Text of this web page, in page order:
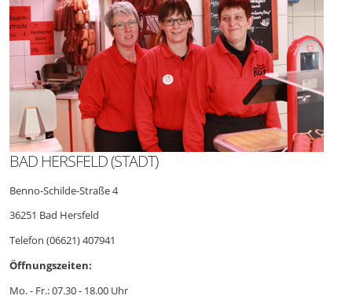
BAD HERSFELD (STADT)
Benno-Schilde-Straße 4
36251 Bad Hersfeld
Telefon (06621) 407941
Öffnungszeiten:
Mo. - Fr.: 07.30 - 18.00 Uhr